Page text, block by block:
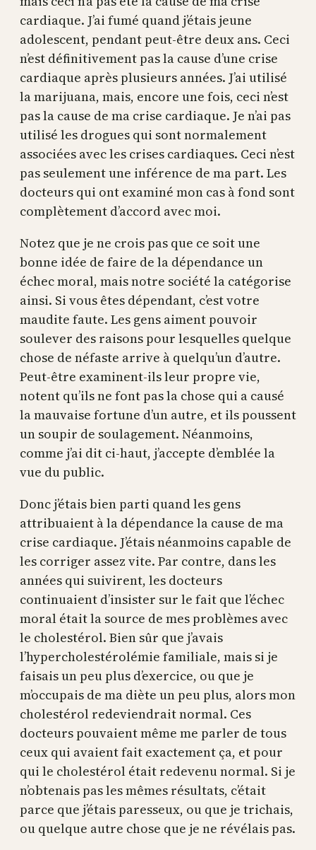
cardiaque. J’ai fumé quand j’étais jeune
adolescent, pendant peut-être deux ans. Ceci
n’est définitivement pas la cause d’une crise
cardiaque après plusieurs années. J’ai utilisé
la marijuana, mais, encore une fois, ceci n’est
pas la cause de ma crise cardiaque. Je n’ai pas
utilisé les drogues qui sont normalement
associées avec les crises cardiaques. Ceci n’est
pas seulement une inférence de ma part. Les
docteurs qui ont examiné mon cas à fond sont
complètement d’accord avec moi.
Notez que je ne crois pas que ce soit une
bonne idée de faire de la dépendance un
échec moral, mais notre société la catégorise
ainsi. Si vous êtes dépendant, c’est votre
maudite faute. Les gens aiment pouvoir
soulever des raisons pour lesquelles quelque
chose de néfaste arrive à quelqu’un d’autre.
Peut-être examinent-ils leur propre vie,
notent qu’ils ne font pas la chose qui a causé
la mauvaise fortune d’un autre, et ils poussent
un soupir de soulagement. Néanmoins,
comme j’ai dit ci-haut, j’accepte d’emblée la
vue du public.
Donc j’étais bien parti quand les gens
attribuaient à la dépendance la cause de ma
crise cardiaque. J’étais néanmoins capable de
les corriger assez vite. Par contre, dans les
années qui suivirent, les docteurs
continuaient d’insister sur le fait que l’échec
moral était la source de mes problèmes avec
le cholestérol. Bien sûr que j’avais
l’hypercholestérolémie familiale, mais si je
faisais un peu plus d’exercice, ou que je
m’occupais de ma diète un peu plus, alors mon
cholestérol redeviendrait normal. Ces
docteurs pouvaient même me parler de tous
ceux qui avaient fait exactement ça, et pour
qui le cholestérol était redevenu normal. Si je
n’obtenais pas les mêmes résultats, c’était
parce que j’étais paresseux, ou que je trichais,
ou quelque autre chose que je ne révélais pas.